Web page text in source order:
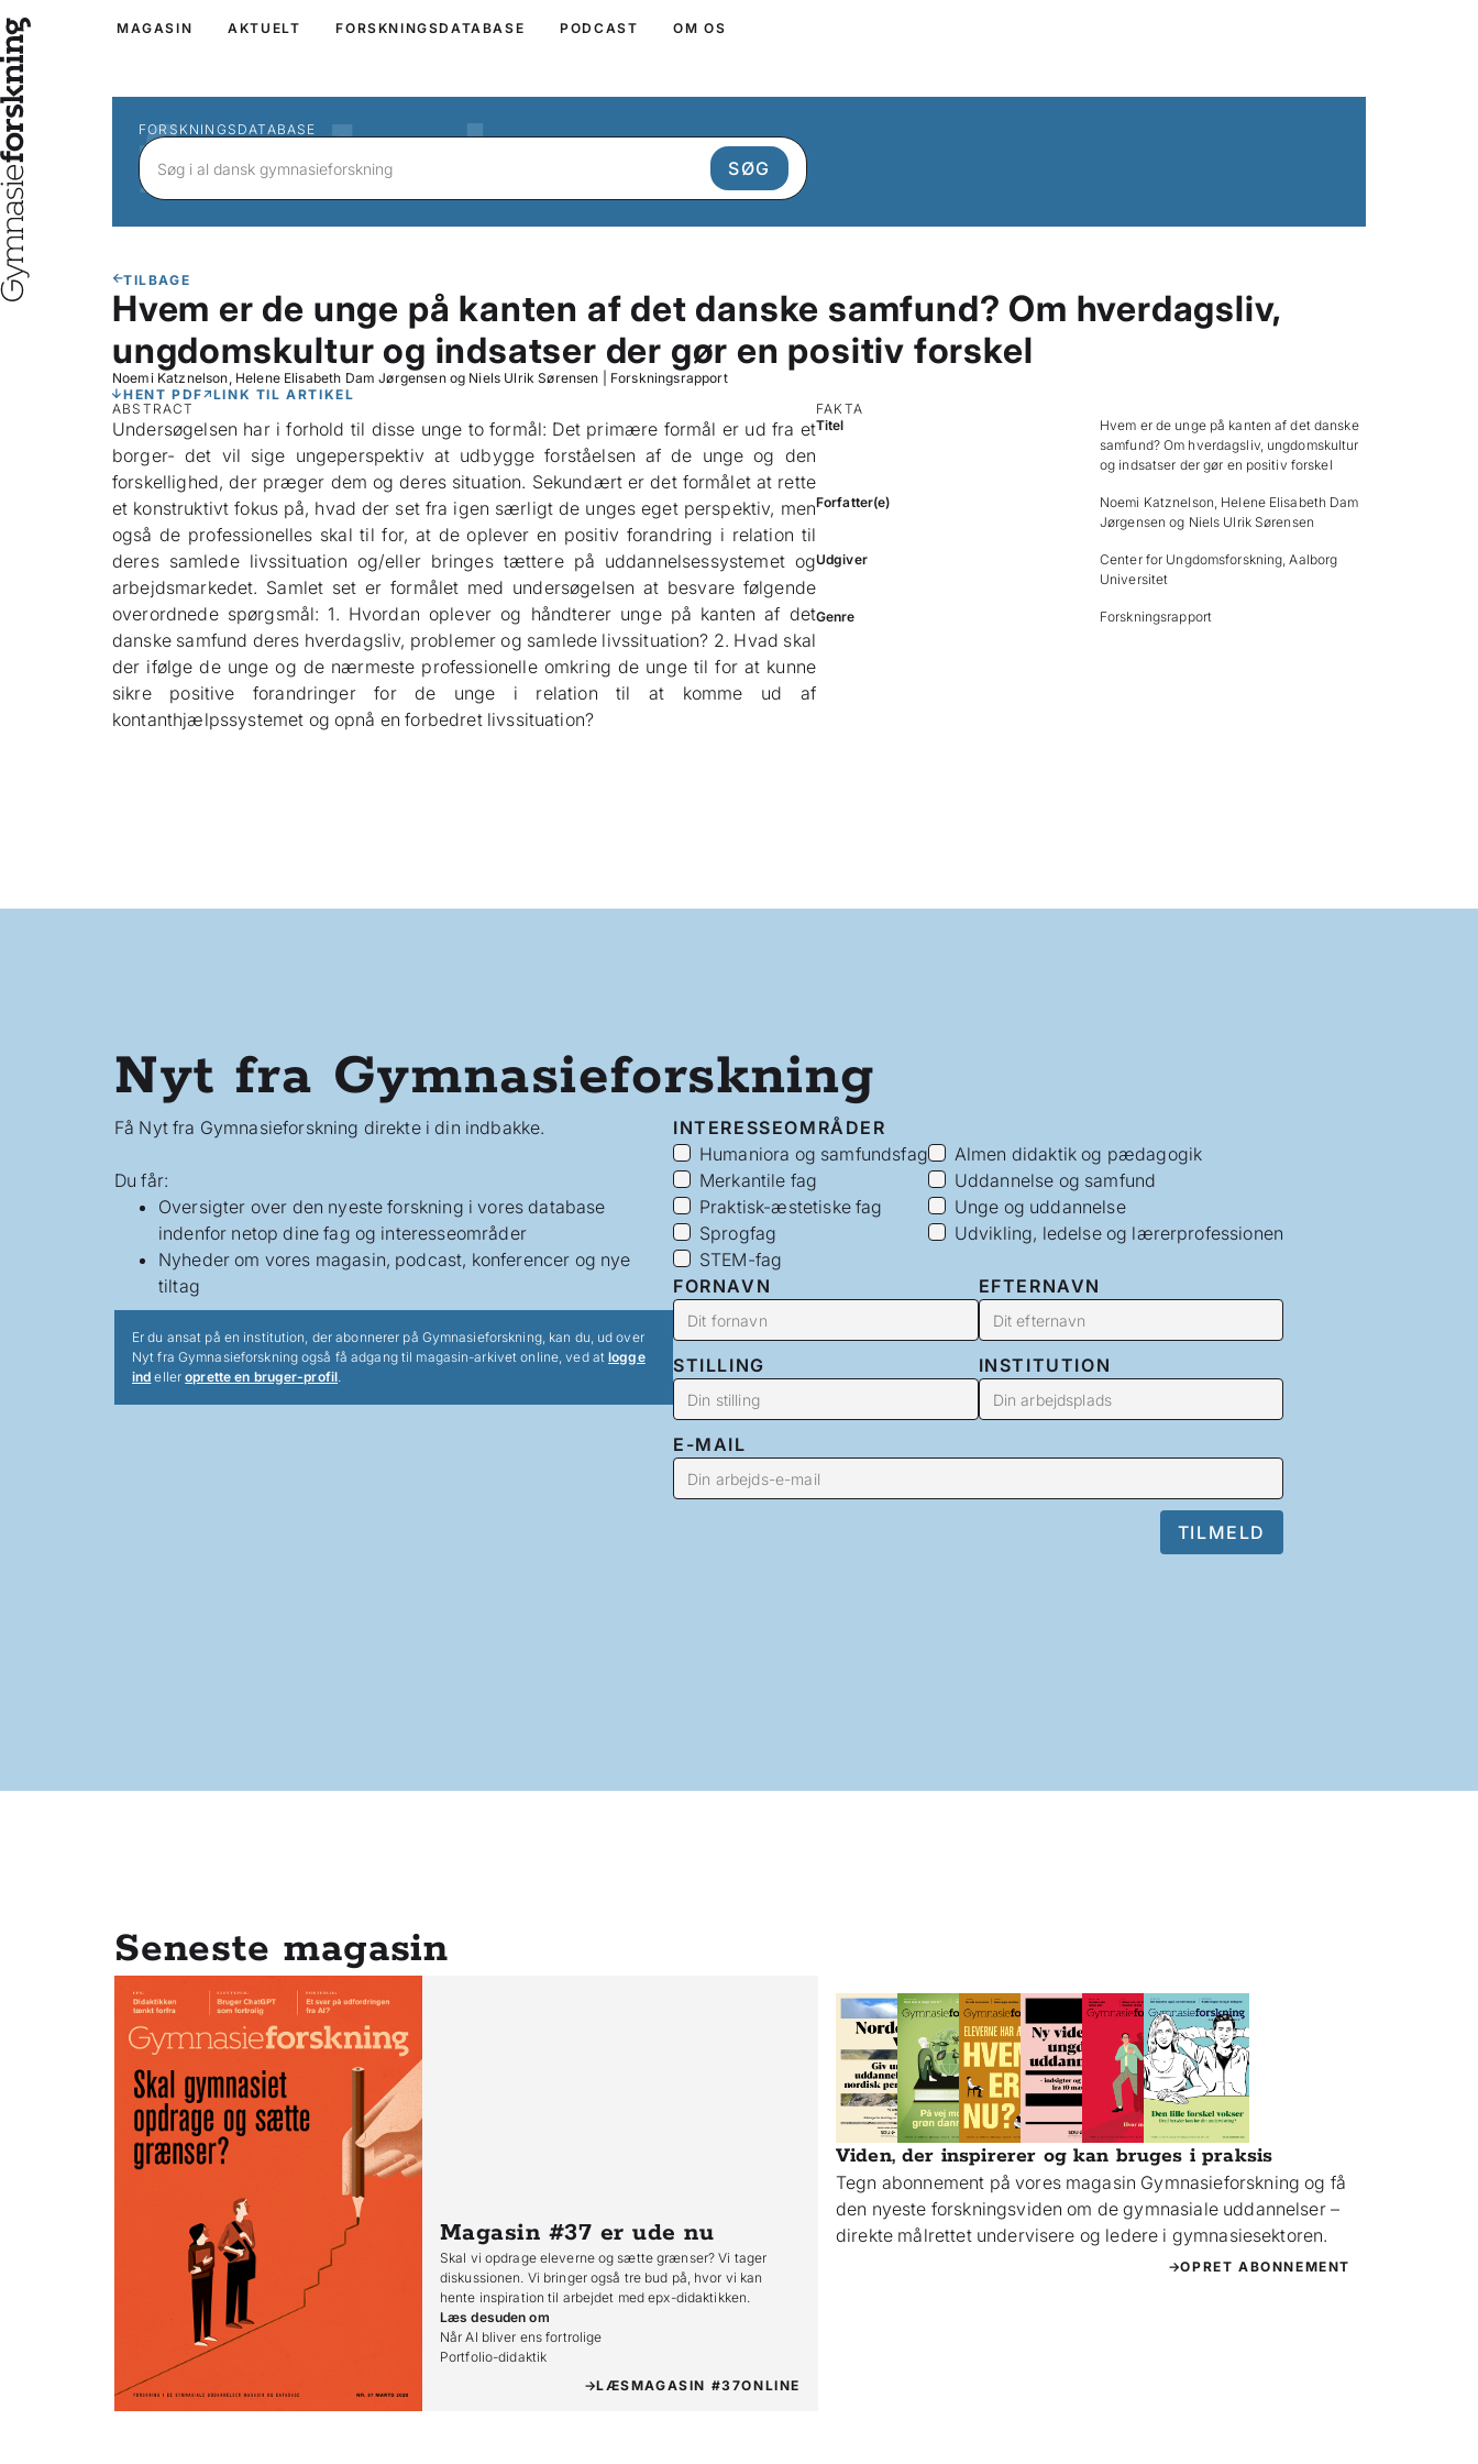
MAGASIN AKTUELT FORSKNINGSDATABASE PODCAST OM OS
FORSKNINGSDATABASE
TILBAGE
Hvem er de unge på kanten af det danske samfund? Om hverdagsliv,
ungdomskultur og indsatser der gør en positiv forskel
Noemi Katznelson, Helene Elisabeth Dam Jørgensen og Niels Ulrik Sørensen
Forskningsrapport
HENT PDF
LINK TIL ARTIKEL
ABSTRACT
Undersøgelsen har i forhold til disse unge to formål: Det primære formål er ud fra et
borger- det vil sige ungeperspektiv at udbygge forståelsen af de unge og den
forskellighed, der præger dem og deres situation. Sekundært er det formålet at rette
et konstruktivt fokus på, hvad der set fra igen særligt de unges eget perspektiv, men
også de professionelles skal til for, at de oplever en positiv forandring i relation til
deres samlede livssituation og/eller bringes tættere på uddannelsessystemet og
arbejdsmarkedet. Samlet set er formålet med undersøgelsen at besvare følgende
overordnede spørgsmål: 1. Hvordan oplever og håndterer unge på kanten af det
danske samfund deres hverdagsliv, problemer og samlede livssituation? 2. Hvad skal
der ifølge de unge og de nærmeste professionelle omkring de unge til for at kunne
sikre positive forandringer for de unge i relation til at komme ud af
kontanthjælpssystemet og opnå en forbedret livssituation?
FAKTA
Titel
Hvem er de unge på kanten af det danske
samfund? Om hverdagsliv, ungdomskultur
og indsatser der gør en positiv forskel
Forfatter(e)
Noemi Katznelson, Helene Elisabeth Dam
Jørgensen og Niels Ulrik Sørensen
Udgiver
Center for Ungdomsforskning, Aalborg
Universitet
Genre Forskningsrapport
Nyt fra Gymnasieforskning
Få Nyt fra Gymnasieforskning direkte i din indbakke.
Du får:
Oversigter over den nyeste forskning i vores database
indenfor netop dine fag og interesseområder
Nyheder om vores magasin, podcast, konferencer og nye
tiltag
Er du ansat på en institution, der abonnerer på Gymnasieforskning, kan du, ud over
Nyt fra Gymnasieforskning også få adgang til magasin-arkivet online, ved atlogge
ind elleroprette en bruger-profil.
INTERESSEOMRÅDER
Humaniora og samfundsfag
Merkantile fag
Praktisk-æstetiske fag
Sprogfag
STEM-fag
Almen didaktik og pædagogik
Uddannelse og samfund
Unge og uddannelse
Udvikling, ledelse og lærerprofessionen
FORNAVN EFTERNAVN
STILLING INSTITUTION
E-MAIL
Seneste magasin
Magasin #37 er ude nu
Skal vi opdrage eleverne og sætte grænser? Vi tager
diskussionen. Vi bringer også tre bud på, hvor vi kan
hente inspiration til arbejdet med epx-didaktikken.
Læs desuden om
Når AI bliver ens fortrolige
Portfolio-didaktik
LÆSMAGASIN #37ONLINE
Viden, der inspirerer og kan bruges i praksis
Tegn abonnement på vores magasin Gymnasieforskning og få
den nyeste forskningsviden om de gymnasiale uddannelser –
direkte målrettet undervisere og ledere i gymnasiesektoren.
OPRET ABONNEMENT